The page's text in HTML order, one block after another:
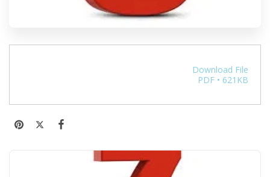
Download File
PDF • 621KB